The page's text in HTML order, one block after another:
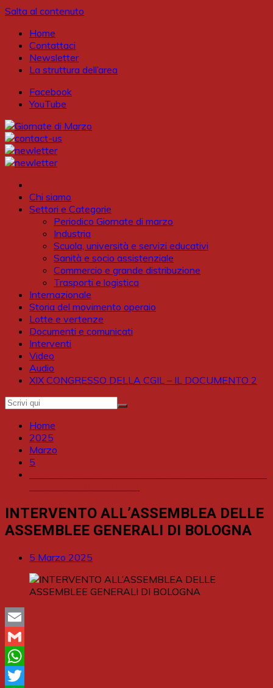
Salta al contenuto
Home
Contattaci
Newsletter
La struttura dell’area
Facebook
YouTube
Chi siamo
Settori e Categorie
Periodico Giornate di marzo
Industria
Scuola, università e servizi educativi
Sanità e socio assistenziale
Commercio e grande distribuzione
Trasporti e logistica
Internazionale
Storia del movimento operaio
Lotte e vertenze
Documenti e comunicati
Interventi
Video
Audio
XIX CONGRESSO DELLA CGIL – IL DOCUMENTO 2
Home
2025
Marzo
5
INTERVENTO ALL’ASSEMBLEA DELLE
ASSEMBLEE GENERALI DI BOLOGNA
5 Marzo 2025
Email
Gmail
WhatsApp